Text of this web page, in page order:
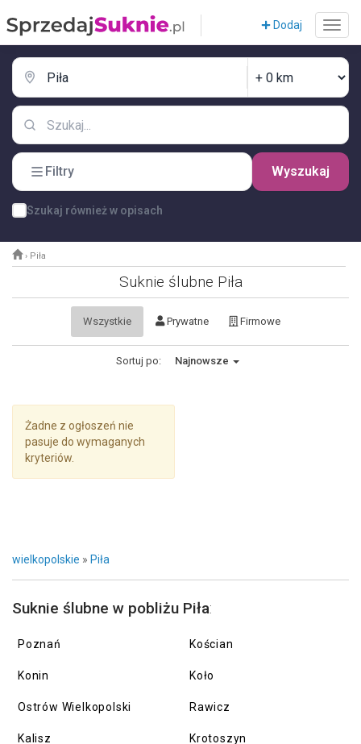
Dodaj
Filtry Wyszukaj
Szukaj również w opisach
› Piła
Suknie ślubne Piła
Wszystkie Prywatne Firmowe
Sortuj po: Najnowsze
Żadne z ogłoszeń nie
pasuje do wymaganych
kryteriów.
wielkopolskie » Piła
Suknie ślubne w pobliżu Piła:
Poznań
Konin
Ostrów Wielkopolski
Kalisz
Kościan
Koło
Rawicz
Krotoszyn